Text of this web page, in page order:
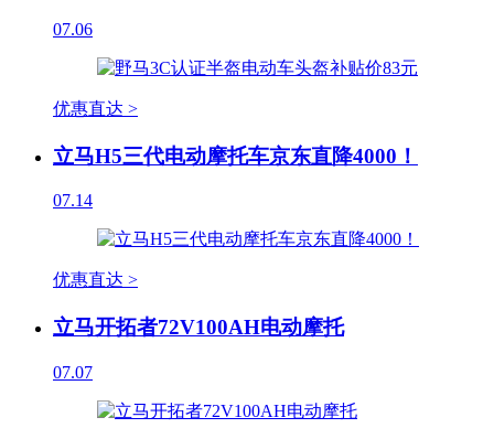
07.06
优惠直达 >
立马H5三代电动摩托车京东直降4000！
07.14
优惠直达 >
立马开拓者72V100AH电动摩托
07.07